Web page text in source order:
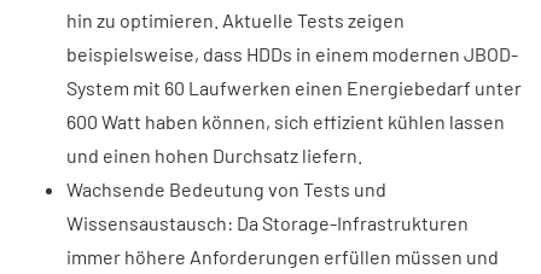
hin zu optimieren. Aktuelle Tests zeigen
beispielsweise, dass HDDs in einem modernen JBOD-
System mit 60 Laufwerken einen Energiebedarf unter
600 Watt haben können, sich effizient kühlen lassen
und einen hohen Durchsatz liefern.
Wachsende Bedeutung von Tests und
Wissensaustausch: Da Storage-Infrastrukturen
immer höhere Anforderungen erfüllen müssen und